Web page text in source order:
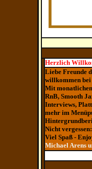
Herzlich
Liebe Freunde
willkommen bei
Mit
RnB, Smooth
Interviews,
mehr im
Nicht
Viel Spaß -
Michael Arens